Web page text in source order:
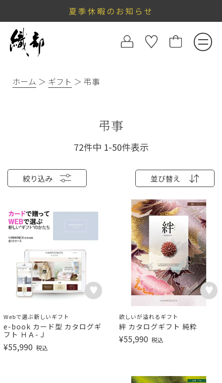
夏季休暇のお知らせ
ホーム ギフト 弔事
弔事
絞り込み 並び替え
72件中 1-50件表示
Webで選ぶ新しいギフト
e-book カード型 カタログギ
フト ＨＡ-Ｊ
¥55,990 税込
欲しいが溢れるギフト
絆 カタログギフト 純粋
¥55,990 税込